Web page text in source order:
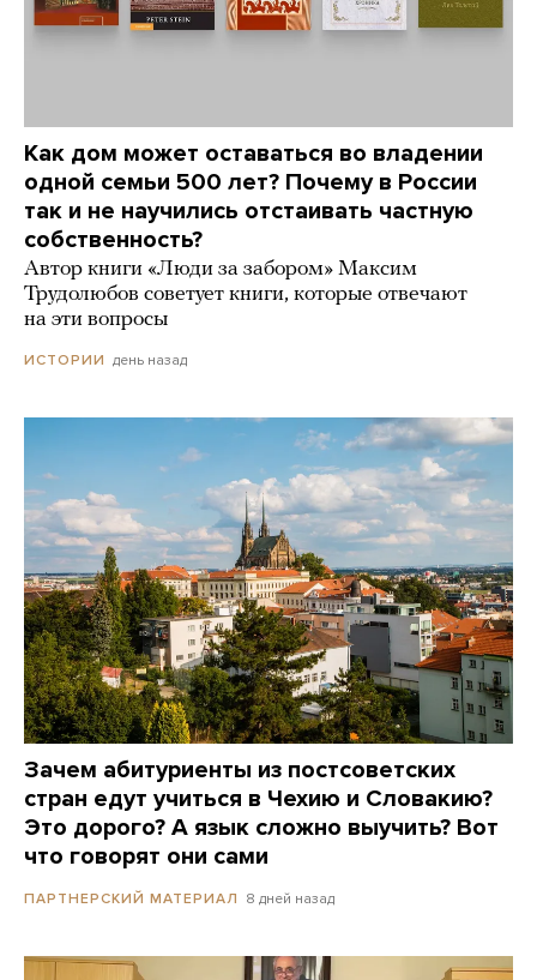
Как дом может оставаться во владении
одной семьи 500 лет? Почему в России
так и не научились отстаивать частную
собственность?
Автор книги «Люди за забором» Максим
Трудолюбов советует книги, которые отвечают
на эти вопросы
ИСТОРИИ день назад
Зачем абитуриенты из постсоветских
стран едут учиться в Чехию и Словакию?
Это дорого? А язык сложно выучить? Вот
что говорят они сами
ПАРТНЕРСКИЙ МАТЕРИАЛ 8 дней назад